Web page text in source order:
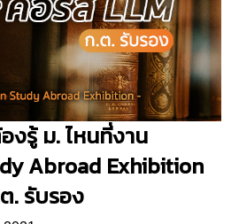
งรู้ ม. ไหนที่งาน
Abroad Exhibition
. รับรอง